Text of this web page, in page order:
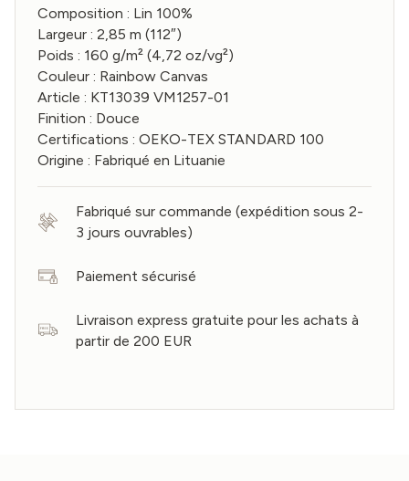
Composition : Lin 100%
Largeur : 2,85 m (112″)
Poids : 160 g/m² (4,72 oz/vg²)
Couleur : Rainbow Canvas
Article : KT13039 VM1257-01
Finition : Douce
Certifications : OEKO-TEX STANDARD 100
Origine : Fabriqué en Lituanie
Fabriqué sur commande (expédition sous 2-
3 jours ouvrables)
Paiement sécurisé
Livraison express gratuite pour les achats à
partir de 200 EUR